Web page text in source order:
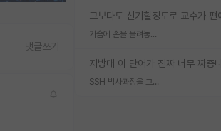
가슴에 손을 올려놓고 싫어하는 사람 불공정하게 리뷰
SSH 박사과정을 그만두고 지방대 박사로 옮기면 교수의 꿈은 끝일까요?
댓글쓰기